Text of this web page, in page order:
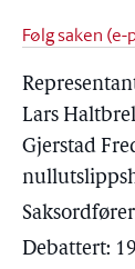
Følg saken
Lars
Gjerstad
Debattert: